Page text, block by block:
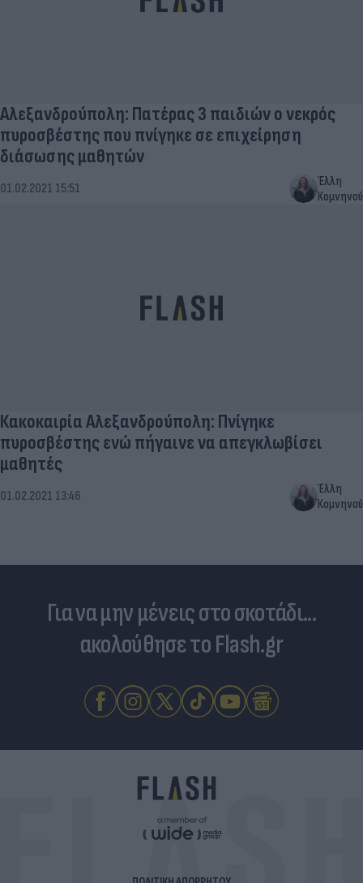
Αλεξανδρούπολη: Πατέρας 3 παιδιών ο νεκρός
πυροσβέστης που πνίγηκε σε επιχείρηση
διάσωσης μαθητών
01.02.2021 15:51
Έλλη
Κομνηνού
Κακοκαιρία Αλεξανδρούπολη: Πνίγηκε
πυροσβέστης ενώ πήγαινε να απεγκλωβίσει
μαθητές
01.02.2021 13:46
Έλλη
Κομνηνού
Για να μην μένεις στο σκοτάδι...
ακολούθησε το Flash.gr